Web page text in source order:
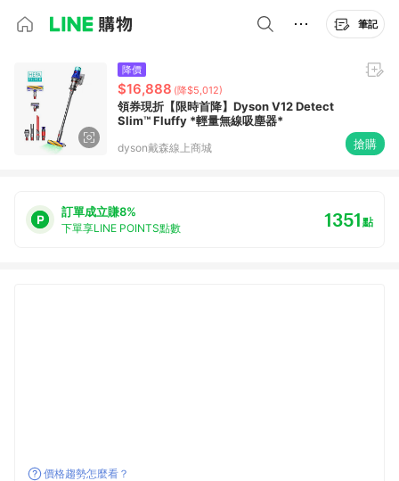
筆記
降價
$16,888 (降$5,012)
領券現折【限時首降】Dyson V12 Detect
Slim™ Fluffy *輕量無線吸塵器*
dyson戴森線上商城 搶購
訂單成立賺8%
下單享LINE POINTS點數 1351點
價格趨勢怎麼看？